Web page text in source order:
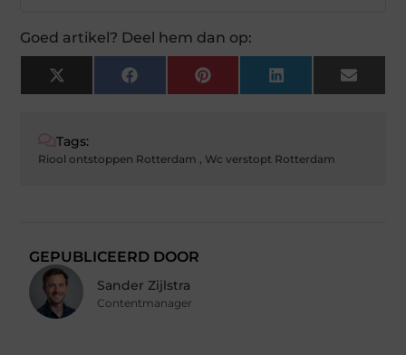
Goed artikel? Deel hem dan op:
X
(Twitter)
Facebook Pinterest LinkedIn Email
Tags:
Riool ontstoppen Rotterdam , Wc verstopt Rotterdam
GEPUBLICEERD DOOR
Sander Zijlstra
Contentmanager